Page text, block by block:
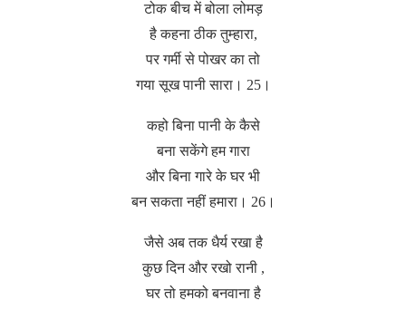
टोक बीच में बोला लोमड़
है कहना ठीक तुम्हारा,
पर गर्मी से पोखर का तो
गया सूख पानी सारा। 25।
कहो बिना पानी के कैसे
बना सकेंगे हम गारा
और बिना गारे के घर भी
बन सकता नहीं हमारा। 26।
जैसे अब तक धैर्य रखा है
कुछ दिन और रखो रानी ,
घर तो हमको बनवाना है